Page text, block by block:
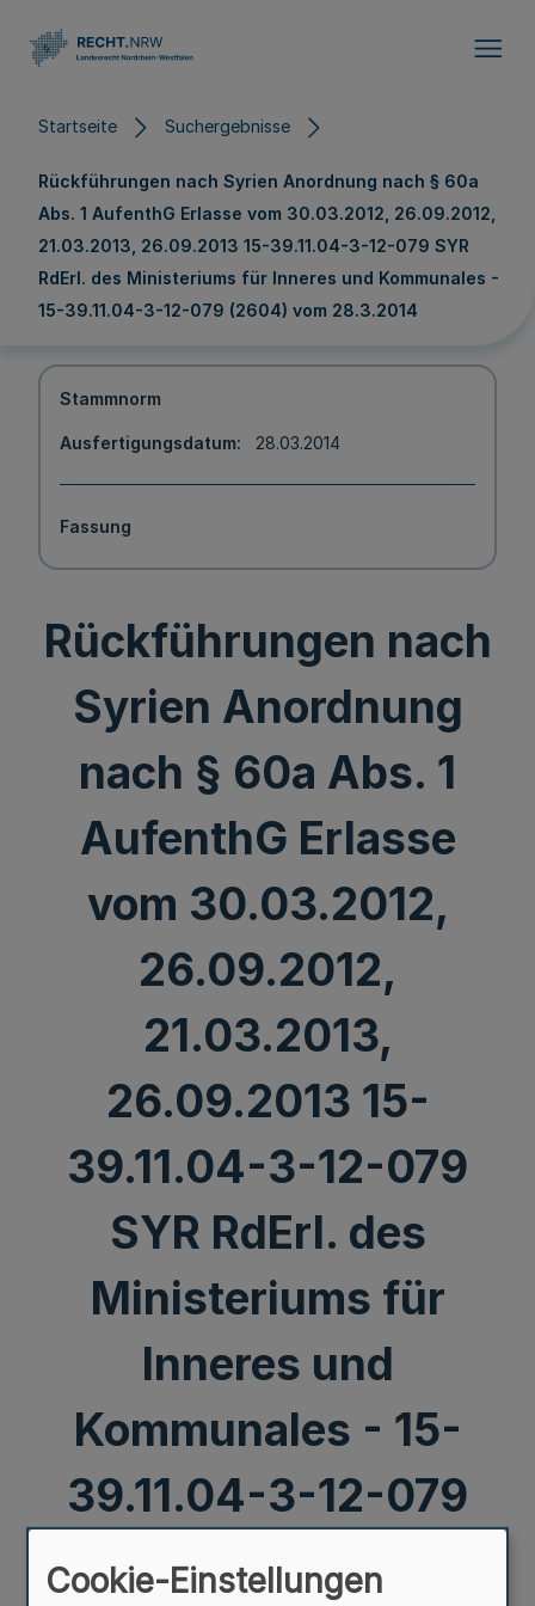
Startseite Suchergebnisse
Rückführungen nach Syrien Anordnung nach § 60a
Abs. 1 AufenthG Erlasse vom 30.03.2012, 26.09.2012,
21.03.2013, 26.09.2013 15-39.11.04-3-12-079 SYR
RdErl. des Ministeriums für Inneres und Kommunales -
15-39.11.04-3-12-079 (2604) vom 28.3.2014
Stammnorm
Ausfertigungsdatum 28.03.2014
Fassung
Rückführungen nach
Syrien Anordnung
nach § 60a Abs. 1
AufenthG Erlasse
vom 30.03.2012,
26.09.2012,
21.03.2013,
26.09.2013 15-
39.11.04-3-12-079
SYR RdErl. des
Ministeriums für
Inneres und
Kommunales - 15-
39.11.04-3-12-079
(2604) vom
Cookie-Einstellungen